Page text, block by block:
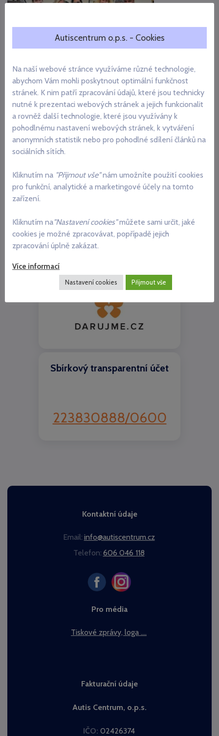
První turnus rekondičního pobytu ve Chvalšinách je za
námi
První turnus rekondičního pobytu pro pečující rodiny ve
Chvalšinách je za námi. Odvážíme si spoustu…
Milena Urbanová 30.07.2026
Komentáře nejsou povoleny.
Chci pomoci Autis Centru
Sbírkový transparentní účet
223830888/0600
Kontaktní údaje
Email: info@autiscentrum.cz
Telefon: 606 046 118
Pro média
Tiskové zprávy, loga ....
Fakturační údaje
Autis Centrum, o.p.s.
IČO: 02426374
Autiscentrum o.p.s. - Cookies
Na naší webové stránce využíváme různé technologie,
abychom Vám mohli poskytnout optimální funkčnost
stránek. K nim patří zpracování údajů, které jsou technicky
nutné k prezentaci webových stránek a jejich funkcionalit
a rovněž další technologie, které jsou využívány k
pohodlnému nastavení webových stránek, k vytváření
anonymních statistik nebo pro pohodlné sdílení článků na
sociálních sítích.
Kliknutím na "Přijmout vše"nám umožníte použití cookies
pro funkční, analytické a marketingové účely na tomto
zařízení.
Kliknutím na"Nastavení cookies"můžete sami určit, jaké
cookies je možné zpracovávat, popřípadě jejich
zpracování úplně zakázat.
Více informací
Nastavení cookies Přijmout vše